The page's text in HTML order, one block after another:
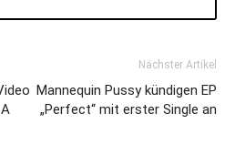
Nächster Artikel
Mannequin Pussy kündigen EP
„Perfect“ mit erster Single an